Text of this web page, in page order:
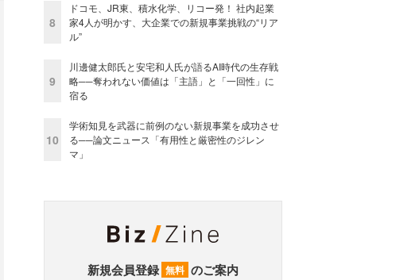
8
ドコモ、JR東、積水化学、リコー発！ 社内起業
家4人が明かす、大企業での新規事業挑戦の“リア
ル”
9
川邊健太郎氏と安宅和人氏が語るAI時代の生存戦
略──奪われない価値は「主語」と「一回性」に
宿る
10
学術知見を武器に前例のない新規事業を成功させ
る──論文ニュース「有用性と厳密性のジレン
マ」
新規会員登録 無料 のご案内